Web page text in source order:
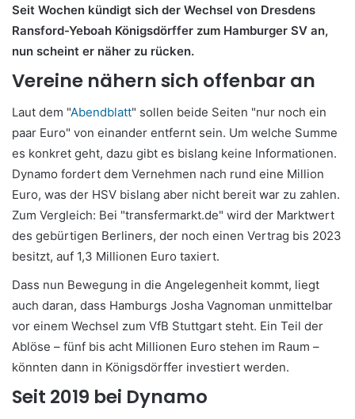
Seit Wochen kündigt sich der Wechsel von Dresdens
Ransford-Yeboah Königsdörffer zum Hamburger SV an,
nun scheint er näher zu rücken.
Vereine nähern sich offenbar an
Laut dem "Abendblatt" sollen beide Seiten "nur noch ein
paar Euro" von einander entfernt sein. Um welche Summe
es konkret geht, dazu gibt es bislang keine Informationen.
Dynamo fordert dem Vernehmen nach rund eine Million
Euro, was der HSV bislang aber nicht bereit war zu zahlen.
Zum Vergleich: Bei "transfermarkt.de" wird der Marktwert
des gebürtigen Berliners, der noch einen Vertrag bis 2023
besitzt, auf 1,3 Millionen Euro taxiert.
Dass nun Bewegung in die Angelegenheit kommt, liegt
auch daran, dass Hamburgs Josha Vagnoman unmittelbar
vor einem Wechsel zum VfB Stuttgart steht. Ein Teil der
Ablöse – fünf bis acht Millionen Euro stehen im Raum –
könnten dann in Königsdörffer investiert werden.
Seit 2019 bei Dynamo